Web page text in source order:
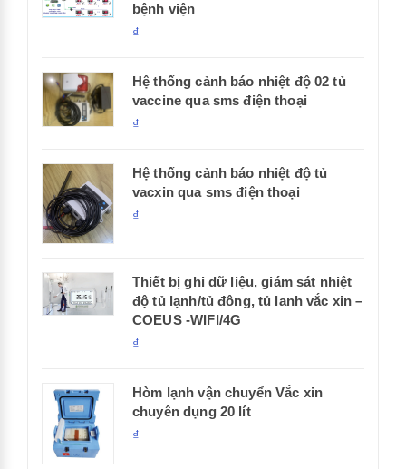
bệnh viện
₫
Hệ thống cảnh báo nhiệt độ 02 tủ
vaccine qua sms điện thoại
₫
Hệ thống cảnh báo nhiệt độ tủ
vacxin qua sms điện thoại
₫
Thiết bị ghi dữ liệu, giám sát nhiệt
độ tủ lạnh/tủ đông, tủ lanh vắc xin –
COEUS -WIFI/4G
₫
Hòm lạnh vận chuyển Vắc xin
chuyên dụng 20 lít
₫